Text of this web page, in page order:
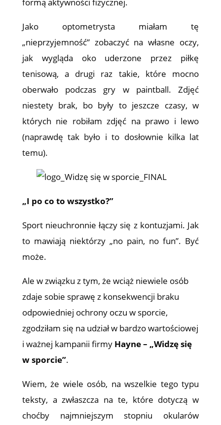
Jako optometrysta miałam tę
„nieprzyjemność” zobaczyć na własne oczy,
jak wygląda oko uderzone przez piłkę
tenisową, a drugi raz takie, które mocno
oberwało podczas gry w paintball. Zdjęć
niestety brak, bo były to jeszcze czasy, w
których nie robiłam zdjęć na prawo i lewo
(naprawdę tak było i to dosłownie kilka lat
temu).
„I po co to wszystko?”
Sport nieuchronnie łączy się z kontuzjami. Jak
to mawiają niektórzy „no pain, no fun”. Być
może.
Ale w związku z tym, że wciąż niewiele osób
zdaje sobie sprawę z konsekwencji braku
odpowiedniej ochrony oczu w sporcie,
zgodziłam się na udział w bardzo wartościowej
i ważnej kampanii firmy Hayne – „Widzę się
w sporcie”.
Wiem, że wiele osób, na wszelkie tego typu
teksty, a zwłaszcza na te, które dotyczą w
choćby najmniejszym stopniu okularów